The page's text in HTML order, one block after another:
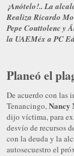
¡Anótelo!.. La
Realiza Ricardo
Pepe Couttolenc y
la UAEMéx a PC
Planeó el
De acuerdo con las
Tenancingo,Nancy
dijo víctima, para
desvío de recursos
con la deuda y la
autosecuestro el